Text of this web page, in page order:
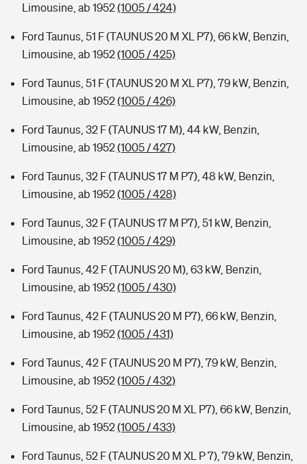
Limousine, ab 1952(1005 / 424)
Ford Taunus, 51 F (TAUNUS 20 M XL P7), 66 kW, Benzin,
Limousine, ab 1952(1005 / 425)
Ford Taunus, 51 F (TAUNUS 20 M XL P7), 79 kW, Benzin,
Limousine, ab 1952(1005 / 426)
Ford Taunus, 32 F (TAUNUS 17 M), 44 kW, Benzin,
Limousine, ab 1952(1005 / 427)
Ford Taunus, 32 F (TAUNUS 17 M P7), 48 kW, Benzin,
Limousine, ab 1952(1005 / 428)
Ford Taunus, 32 F (TAUNUS 17 M P7), 51 kW, Benzin,
Limousine, ab 1952(1005 / 429)
Ford Taunus, 42 F (TAUNUS 20 M), 63 kW, Benzin,
Limousine, ab 1952(1005 / 430)
Ford Taunus, 42 F (TAUNUS 20 M P7), 66 kW, Benzin,
Limousine, ab 1952(1005 / 431)
Ford Taunus, 42 F (TAUNUS 20 M P7), 79 kW, Benzin,
Limousine, ab 1952(1005 / 432)
Ford Taunus, 52 F (TAUNUS 20 M XL P7), 66 kW, Benzin,
Limousine, ab 1952(1005 / 433)
Ford Taunus, 52 F (TAUNUS 20 M XL P 7), 79 kW, Benzin,